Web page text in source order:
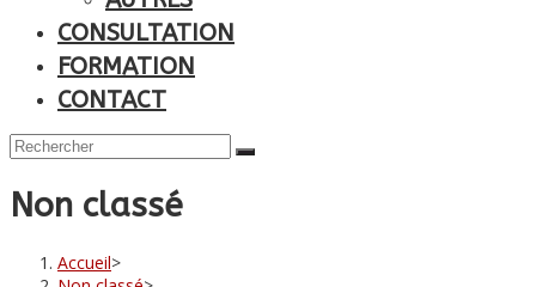
CONSULTATION
FORMATION
CONTACT
Non classé
Accueil>